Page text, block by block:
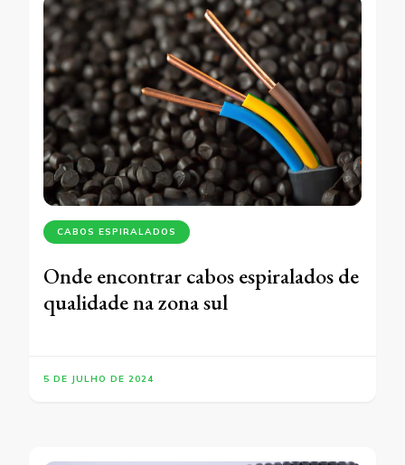
CABOS ESPIRALADOS
Onde encontrar cabos espiralados de
qualidade na zona sul
5 DE JULHO DE 2024